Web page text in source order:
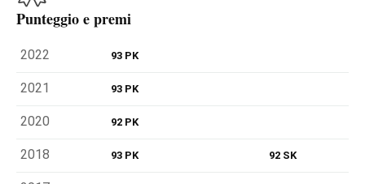
Punteggio e premi
2022 93 PK
2021 93 PK
2020 92 PK
2018 93 PK 92 SK